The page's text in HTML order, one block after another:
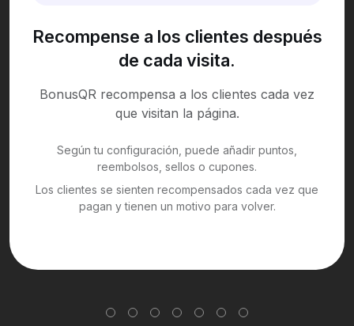
Recompense a los clientes después
de cada visita.
BonusQR recompensa a los clientes cada vez
que visitan la página.
Según tu configuración, puede añadir puntos,
reembolsos, sellos o cupones.
Los clientes se sienten recompensados cada vez que
pagan y tienen un motivo para volver.